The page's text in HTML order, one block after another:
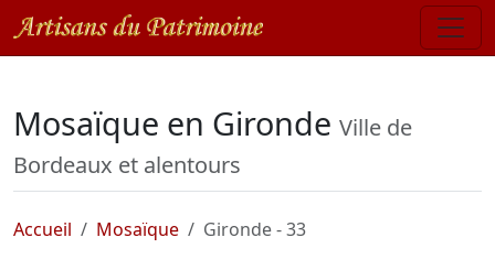
Mosaïque en Gironde Ville de
Bordeaux et alentours
Accueil Mosaïque
Gironde - 33